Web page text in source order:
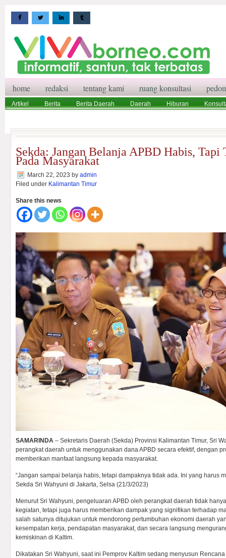
home redaksi tentang kami ruang konsultasi
Artikel Berita Berita Daerah Daerah Hiburan
Sekda: Jangan Belanja APBD Habis, Tapi
Pada Masyarakat
March 22, 2023 by admin
Filed under Kalimantan Timur
Share this news
SAMARINDA – Sekretaris Daerah (Sekda) Provinsi Kalimantan Timur, Sri
perangkat daerah untuk menggunakan dana APBD secara efektif, dengan
memberikan manfaat langsung kepada masyarakat.
“Jangan sampai belanja habis, tetapi dampaknya tidak ada. Ini yang harus
Sekda Sri Wahyuni di Jakarta, Selsa (21/3/2023)
Menurut Sri Wahyuni, pengeluaran APBD oleh perangkat daerah tidak
kegiatan, tetapi juga harus memberikan dampak yang signifikan terhadap
salah satunya ditujukan untuk mendorong pertumbuhan ekonomi daerah
kesempatan kerja, pendapatan masyarakat, dan secara langsung
kemiskinan di Kaltim.
Dikatakan Sri Wahyuni, saat ini Pemprov Kaltim sedang menyusun